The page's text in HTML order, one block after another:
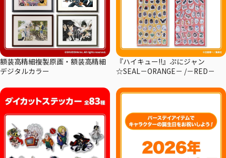
額装高精細複製原画・額装高精細
デジタルカラー
『ハイキュー!!』ぷにジャン
☆SEAL－ORANGE－ /－RED－